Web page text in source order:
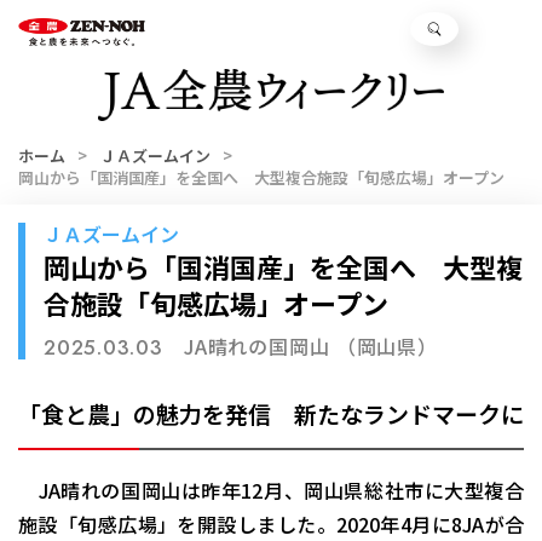
ホーム
ＪＡズームイン
岡山から「国消国産」を全国へ 大型複合施設「旬感広場」オープン
ＪＡズームイン
岡山から「国消国産」を全国へ 大型複
合施設「旬感広場」オープン
2025.03.03 JA晴れの国岡山 （岡山県）
「食と農」の魅力を発信 新たなランドマークに
JA晴れの国岡山は昨年12月、岡山県総社市に大型複合
施設「旬感広場」を開設しました。2020年4月に8JAが合